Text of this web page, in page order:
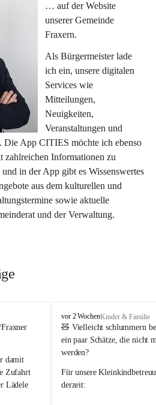
… auf der Website
unserer Gemeinde
Fraxern.
Als Bürgermeister lade
ich ein, unsere digitalen
Services wie
Mitteilungen,
Neuigkeiten,
Veranstaltungen und
Die App CITIES möchte ich ebenso
zahlreichen Informationen zu
in der App gibt es Wissenswertes
aus dem kulturellen und
sowie aktuelle
und der Verwaltung.
damit
Zufahrt
Lädele
F
r
a
x
r
n
vor 2 WochenKinder & Familie
🧸 Vielleicht schlummern
ein paar Schätze, die nicht
werden?
Für unsere
derzeit: